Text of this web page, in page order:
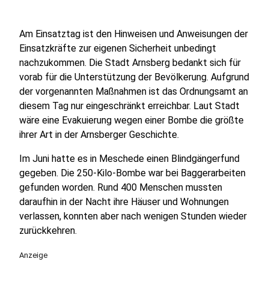
Am Einsatztag ist den Hinweisen und Anweisungen der
Einsatzkräfte zur eigenen Sicherheit unbedingt
nachzukommen. Die Stadt Arnsberg bedankt sich für
vorab für die Unterstützung der Bevölkerung. Aufgrund
der vorgenannten Maßnahmen ist das Ordnungsamt an
diesem Tag nur eingeschränkt erreichbar. Laut Stadt
wäre eine Evakuierung wegen einer Bombe die größte
ihrer Art in der Arnsberger Geschichte.
Im Juni hatte es in Meschede einen Blindgängerfund
gegeben. Die 250-Kilo-Bombe war bei Baggerarbeiten
gefunden worden. Rund 400 Menschen mussten
daraufhin in der Nacht ihre Häuser und Wohnungen
verlassen, konnten aber nach wenigen Stunden wieder
zurückkehren.
Anzeige